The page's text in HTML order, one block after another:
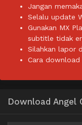
Jangan
Selalu update
Gunakan MX
subtitle tidak
Silahkan lapor
Cara download
Download Angel